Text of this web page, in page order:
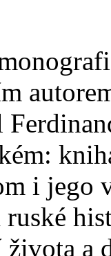
i jego
ruské
a